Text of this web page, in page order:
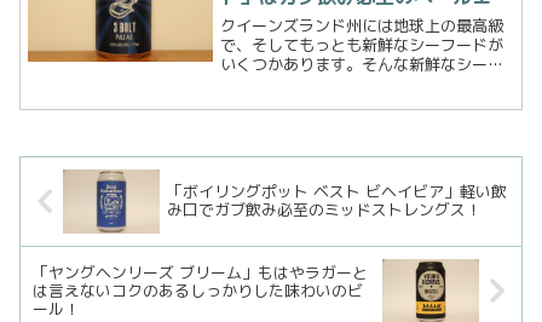
ル！
クイーンズランド州には地球上の最高級
で、そしてもっとも新鮮なシーフードが
いくつかあります。そんな新鮮なシーフ
「ボイリングポット ベスト ビヘイビア」軽い飲
み口でガブ飲み必至のミッドストレングス！
「ヤングヘンリーズ ブリーム」もはやラガーと
は言えないコクのあるしっかりした味わいのビ
ール！